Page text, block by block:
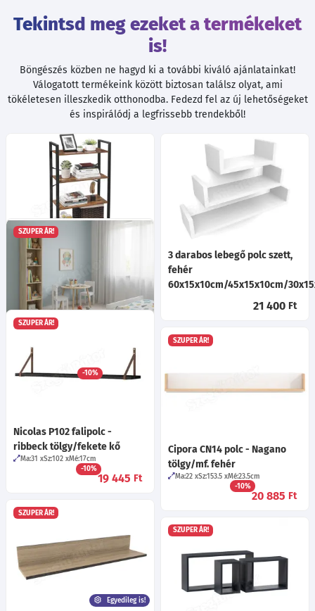
Tekintsd meg ezeket a termékeket
is!
Böngészés közben ne hagyd ki a további kiváló ajánlatainkat!
Válogatott termékeink között biztosan találsz olyat, ami
tökéletesen illeszkedik otthonodba. Fedezd fel az új lehetőségeket
és inspirálódj a legfrissebb trendekből!
Könyvespolc, tárolópolc,
rusztikus barna 66x30x120cm
31 600 Ft
3 darabos lebegő polc szett,
fehér
60x15x10cm/45x15x10cm/
21 400 Ft
SZUPER ÁR!
Ma:200
Választható betét színek!
-10%
51 395Ft
SZUPER ÁR!
Nicolas P102 falipolc -
ribbeck tölgy/fekete kő
Ma:31 Sz:102 Mé:17cm
-10%
19 445 Ft
SZUPER ÁR!
Cipora CN14 polc - Nagano
tölgy/mf. fehér
Ma:22 Sz:153.5 Mé:23.5cm
-10%
20 885 Ft
SZUPER ÁR!
Egyedileg is!
SZUPER ÁR!